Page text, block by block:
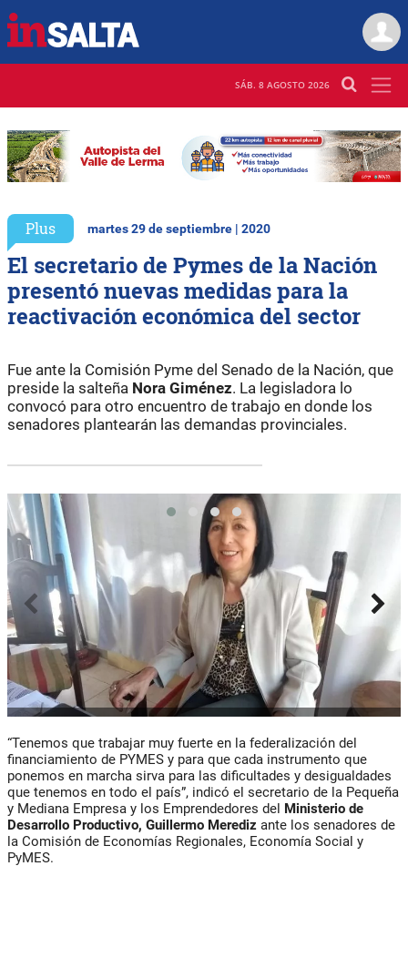
SÁB. 8 AGOSTO 2026
Plus martes 29 de septiembre | 2020
El secretario de Pymes de la Nación
presentó nuevas medidas para la
reactivación económica del sector
Fue ante la Comisión Pyme del Senado de la Nación, que
preside la salteña Nora Giménez. La legisladora lo
convocó para otro encuentro de trabajo en donde los
senadores plantearán las demandas provinciales.
“Tenemos que trabajar muy fuerte en la federalización del
financiamiento de PYMES y para que cada instrumento que
ponemos en marcha sirva para las dificultades y desigualdades
que tenemos en todo el país”, indicó el secretario de la Pequeña
y Mediana Empresa y los Emprendedores del Ministerio de
Desarrollo Productivo, Guillermo Merediz ante los senadores de
la Comisión de Economías Regionales, Economía Social y
PyMES.